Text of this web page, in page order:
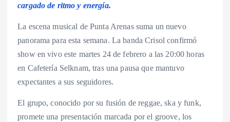
cargado de ritmo y energía.
La escena musical de Punta Arenas suma un nuevo
panorama para esta semana. La banda Crisol confirmó
show en vivo este martes 24 de febrero a las 20:00 horas
en Cafetería Selknam, tras una pausa que mantuvo
expectantes a sus seguidores.
El grupo, conocido por su fusión de reggae, ska y funk,
promete una presentación marcada por el groove, los